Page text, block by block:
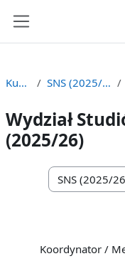
Kursy SNS (2025/26)
Wydział
(2025/26)
Kategorie
Koordynator /